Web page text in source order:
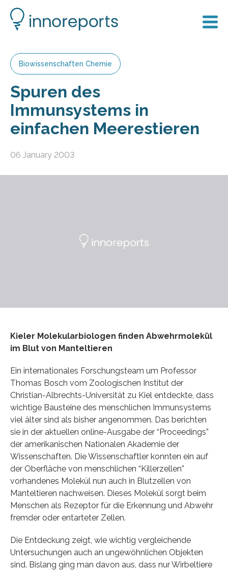
Biowissenschaften Chemie
Spuren des
Immunsystems in
einfachen Meerestieren
06 January 2003
Kieler Molekularbiologen finden Abwehrmolekül
im Blut von Manteltieren
Ein internationales Forschungsteam um Professor
Thomas Bosch vom Zoologischen Institut der
Christian-Albrechts-Universität zu Kiel entdeckte, dass
wichtige Bausteine des menschlichen Immunsystems
viel älter sind als bisher angenommen. Das berichten
sie in der aktuellen online-Ausgabe der “Proceedings”
der amerikanischen Nationalen Akademie der
Wissenschaften. Die Wissenschaftler konnten ein auf
der Oberfläche von menschlichen “Killerzellen”
vorhandenes Molekül nun auch in Blutzellen von
Manteltieren nachweisen. Dieses Molekül sorgt beim
Menschen als Rezeptor für die Erkennung und Abwehr
fremder oder entarteter Zellen.
Die Entdeckung zeigt, wie wichtig vergleichende
Untersuchungen auch an ungewöhnlichen Objekten
sind. Bislang ging man davon aus, dass nur Wirbeltiere